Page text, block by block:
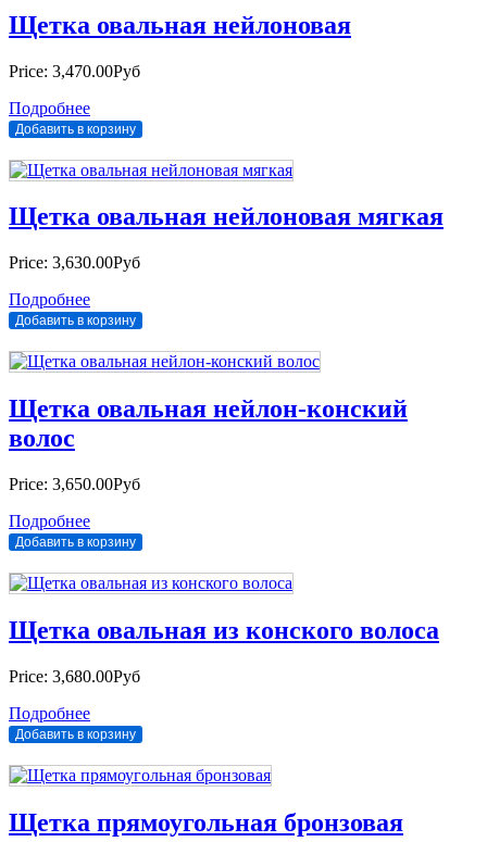
Щетка овальная нейлоновая
Price: 3,470.00Руб
Подробнее
Щетка овальная нейлоновая мягкая
Price: 3,630.00Руб
Подробнее
Щетка овальная нейлон-конский
волос
Price: 3,650.00Руб
Подробнее
Щетка овальная из конского волоса
Price: 3,680.00Руб
Подробнее
Щетка прямоугольная бронзовая